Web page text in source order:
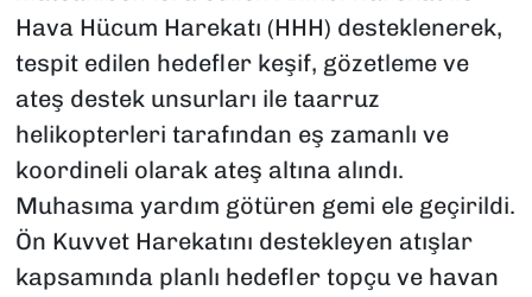
Hava Hücum Harekatı (HHH) desteklenerek,
tespit edilen hedefler keşif, gözetleme ve
ateş destek unsurları ile taarruz
helikopterleri tarafından eş zamanlı ve
koordineli olarak ateş altına alındı.
Muhasıma yardım götüren gemi ele geçirildi.
Ön Kuvvet Harekatını destekleyen atışlar
kapsamında planlı hedefler topçu ve havan